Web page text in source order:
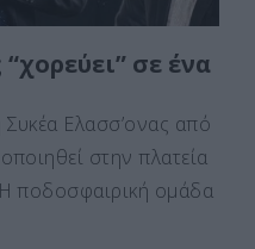
σε ένα
Ελασσ’ονας από
στην πλατεία
ποδοσφαιρική ομάδα